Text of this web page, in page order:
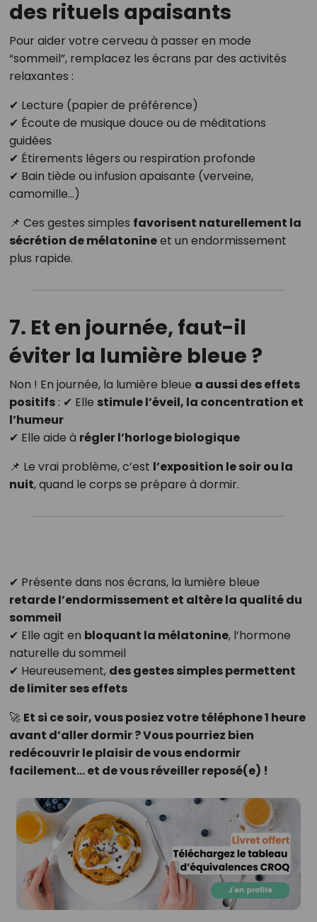
des rituels apaisants
Pour aider votre cerveau à passer en mode
“sommeil”, remplacez les écrans par des activités
relaxantes :
✔ Lecture (papier de préférence)
✔ Écoute de musique douce ou de méditations
guidées
✔ Étirements légers ou respiration profonde
✔ Bain tiède ou infusion apaisante (verveine,
camomille…)
📌 Ces gestes simples favorisent naturellement la
sécrétion de mélatonineet un endormissement
plus rapide.
7. Et en journée, faut-il
éviter la lumière bleue ?
Non ! En journée, la lumière bleue a aussi des effets
positifs: ✔ Elle stimule l’éveil, la concentration et
l’humeur
✔ Elle aide à régler l’horloge biologique
📌 Le vrai problème, c’est l’exposition le soir ou la
nuit, quand le corps se prépare à dormir.
✔ Présente dans nos écrans, la lumière bleue
retarde l’endormissement et altère la qualité du
sommeil
✔ Elle agit en bloquant la mélatonine, l’hormone
naturelle du sommeil
✔ Heureusement, des gestes simples permettent
de limiter ses effets
🚀 Et si ce soir, vous posiez votre téléphone 1 heure
avant d’aller dormir ? Vous pourriez bien
redécouvrir le plaisir de vous endormir
facilement… et de vous réveiller reposé(e) !